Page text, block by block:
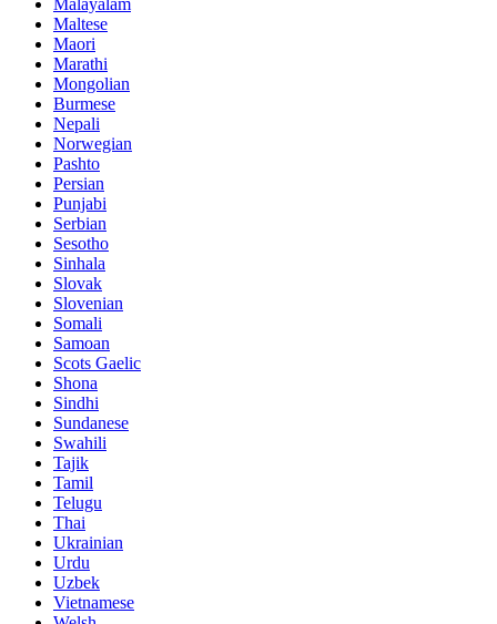
Maltese
Maori
Marathi
Mongolian
Burmese
Nepali
Norwegian
Pashto
Persian
Punjabi
Serbian
Sesotho
Sinhala
Slovak
Slovenian
Somali
Samoan
Scots Gaelic
Shona
Sindhi
Sundanese
Swahili
Tajik
Tamil
Telugu
Thai
Ukrainian
Urdu
Uzbek
Vietnamese